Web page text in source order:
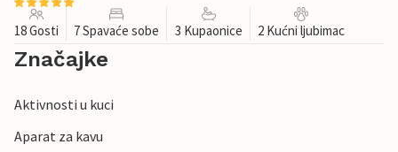
18 Gosti 7 Spavaće sobe 3 Kupaonice 2 Kućni ljubimac
Značajke
Aktivnosti u kuci
Aparat za kavu